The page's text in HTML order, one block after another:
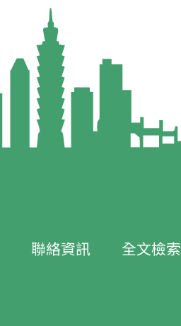
聯絡資訊 全文檢索